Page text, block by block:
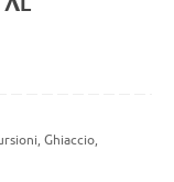
, Ghiaccio,